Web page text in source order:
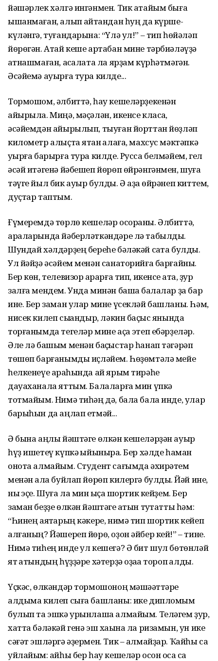
йәшәрлек хәлгә ингәнмен. Тик атайым быға
ышанмаған, алып ҡайтҡандан һуң да күрше-
күләнгә, туғандарына: “Үлә ул!” – тип һөйәләп
йөрөгән. Атай кеше артабан мине тәрбиәләүҙә
ҡатнашмаған, аҡсалата ла ярҙам күрһәтмәгән.
Әсәйемә ауырға тура килде...
Тормошом, әлбиттә, һау кешеләрҙекенән
айырыла. Миңә, мәҫәлән, икенсе класҡа,
әсәйемдән айырылып, тыуған йорттан йөҙләп
километр алыҫта ятҡан ҡалаға, махсус мәктәпкә
уҡырға барырға тура килде. Русса белмәйем, гел
әсәй итәгенә йәбешеп йөрөп өйрәнгәнмен, шуға
тәүге йыл бик ауыр булды. Ә аҙаҡ өйрәнеп киттем,
дуҫтар таптым.
Ғүмеремдә төрлө кешеләр осораны. Әлбиттә,
араларында йәберләткәндәре лә табылды.
Шундай хәлдәрҙең береһе бәләкәй саҡта булды.
Ул йәйҙә әсәйем менән санаторийға барғайныҡ.
Бер көн, телевизор ҡарарға тип, икенсе ҡатҡа, ҙур
залға мендем. Унда минән башҡа балалар ҙа бар
ине. Бер заман улар мине үсекләй башланы. Һәм,
нисек килеп сыҡҡандыр, ләкин баҫҡыс янында
торғанымда тегеләр мине аҫҡа этеп ебәрҙеләр.
Әле лә башым менән баҫҡыстар һанап тәгәрәп
төшөп барғанымды иҫләйем. Һөҙөмтәлә мейе
һелкенеүе арҡаһында ай ярым тирәһе
дауаханала яттым. Балаларға мин үпкә
тотмайым. Нимә тиһәң дә, бала бала инде, улар
барыһын да аңлап етмәй...
Ә бына аңлы йәштәге өлкән кешеләрҙән ауыр
һүҙ ишетеү күпкә ҡыйыныраҡ. Бер хәлде һаман
онота алмайым. Студент сағымда әхирәтем
менән ҡала буйлап йөрөп килергә булдыҡ. Йәй ине,
ныҡ эҫе. Шуға ла мин ҡыҫҡа шортик кейҙем. Бер
заман беҙҙе өлкән йәштәге ҡатын туҡтатты һәм:
“Һинең аяҡтарың кәкере, нимә тип шортик кейеп
алғаның? Йәшереп йөрө, оҙон әйбер кей!” – тине.
Нимә тиһең инде ул кешегә? Ә бит шул бөтөнләй
ят ҡатындың һүҙҙәре хәтерҙә оҙаҡҡа тороп ҡалды.
Үҫкәс, өлкәндәр тормошоноң мәшәҡәттәре
алдыма килеп сыға башланы: ике дипломым
булып та эшкә урынлаша алмайым. Теләгем ҙур,
хатта бәләкәй генә эш хаҡына ла ризамын, ун ике
сәғәт эшләргә әҙермен. Тик – алмайҙар. Ҡайһы саҡ
уйлайым: ҡайһы бер һау кешеләр осон осҡа саҡ